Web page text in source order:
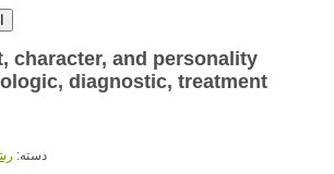
character, and personality
diagnostic, treatment
دسته: